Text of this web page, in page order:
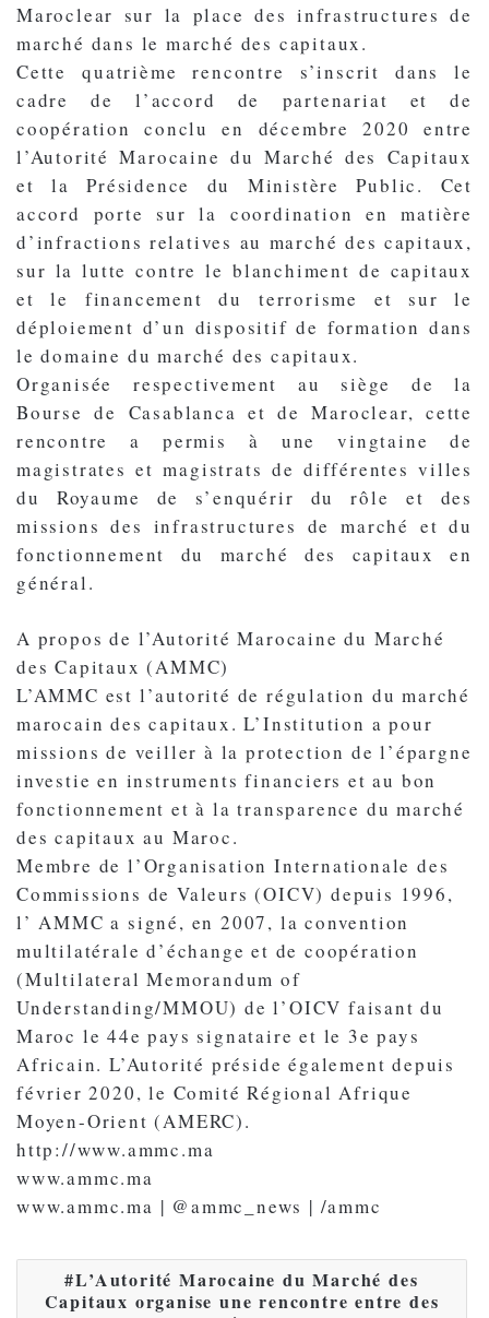
Maroclear sur la place des infrastructures de
marché dans le marché des capitaux.
Cette quatrième rencontre s’inscrit dans le
cadre de l’accord de partenariat et de
coopération conclu en décembre 2020 entre
l’Autorité Marocaine du Marché des Capitaux
et la Présidence du Ministère Public. Cet
accord porte sur la coordination en matière
d’infractions relatives au marché des capitaux,
sur la lutte contre le blanchiment de capitaux
et le financement du terrorisme et sur le
déploiement d’un dispositif de formation dans
le domaine du marché des capitaux.
Organisée respectivement au siège de la
Bourse de Casablanca et de Maroclear, cette
rencontre a permis à une vingtaine de
magistrates et magistrats de différentes villes
du Royaume de s’enquérir du rôle et des
missions des infrastructures de marché et du
fonctionnement du marché des capitaux en
général.
A propos de l’Autorité Marocaine du Marché
des Capitaux (AMMC)
L’AMMC est l’autorité de régulation du marché
marocain des capitaux. L’Institution a pour
missions de veiller à la protection de l’épargne
investie en instruments financiers et au bon
fonctionnement et à la transparence du marché
des capitaux au Maroc.
Membre de l’Organisation Internationale des
Commissions de Valeurs (OICV) depuis 1996,
l’ AMMC a signé, en 2007, la convention
multilatérale d’échange et de coopération
(Multilateral Memorandum of
Understanding/MMOU) de l’OICV faisant du
Maroc le 44e pays signataire et le 3e pays
Africain. L’Autorité préside également depuis
février 2020, le Comité Régional Afrique
Moyen-Orient (AMERC).
http://www.ammc.ma
www.ammc.ma
www.ammc.ma | @ammc_news | /ammc
L’Autorité Marocaine du Marché des
Capitaux organise une rencontre entre des